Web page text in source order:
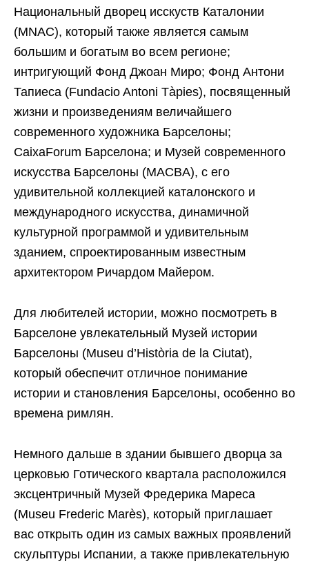
Национальный дворец исскуств Каталонии
(MNAC), который также является самым
большим и богатым во всем регионе;
интригующий Фонд Джоан Миро; Фонд Антони
Тапиеса (Fundacio Antoni Tàpies), посвященный
жизни и произведениям величайшего
современного художника Барселоны;
CaixaForum Барселона; и Музей современного
искусства Барселоны (MACBA), с его
удивительной коллекцией каталонского и
международного искусства, динамичной
культурной программой и удивительным
зданием, спроектированным известным
архитектором Ричардом Майером.
Для любителей истории, можно посмотреть в
Барселоне увлекательный Музей истории
Барселоны (Museu d’Història de la Ciutat),
который обеспечит отличное понимание
истории и становления Барселоны, особенно во
времена римлян.
Немного дальше в здании бывшего дворца за
церковью Готического квартала расположился
эксцентричный Музей Фредерика Мареса
(Museu Frederic Marès), который приглашает
вас открыть один из самых важных проявлений
скульптуры Испании, а также привлекательную